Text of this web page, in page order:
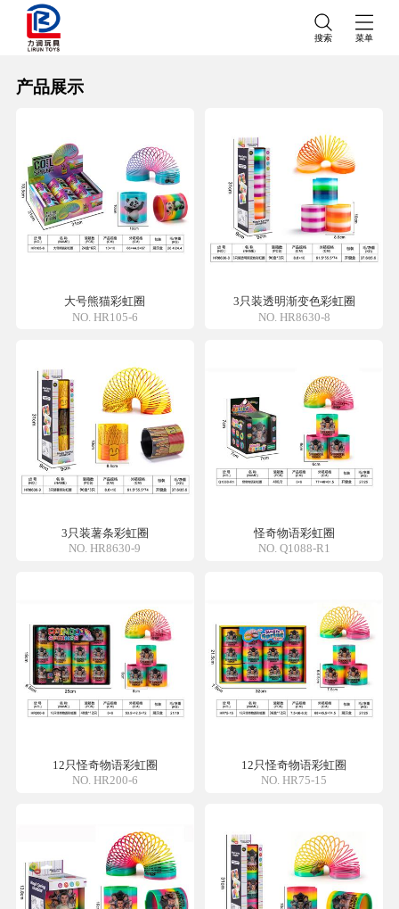
搜索 菜单
产品展示
大号熊猫彩虹圈
NO. HR105-6
3只装透明渐变色彩虹圈
NO. HR8630-8
3只装薯条彩虹圈
NO. HR8630-9
怪奇物语彩虹圈
NO. Q1088-R1
12只怪奇物语彩虹圈
NO. HR200-6
12只怪奇物语彩虹圈
NO. HR75-15